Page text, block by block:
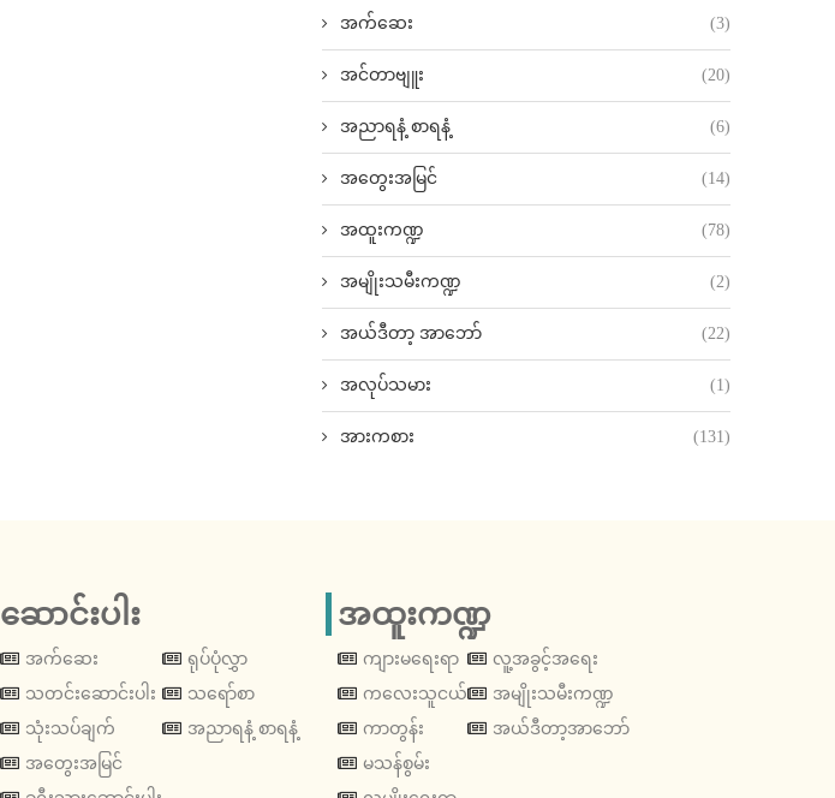
အက်ဆေး (3)
အင်တာဗျူး (20)
အညာရနံ့ စာရနံ့ (6)
အတွေးအမြင် (14)
အထူးကဏ္ဍ (78)
အမျိုးသမီးကဏ္ဍ (2)
အယ်ဒီတာ့ အာဘော် (22)
အလုပ်သမား (1)
အားကစား (131)
ဆောင်းပါး
အက်ဆေး
သတင်းဆောင်းပါး
သုံးသပ်ချက်
အတွေးအမြင်
ရုပ်ပုံလွှာ
သရော်စာ
အညာရနံ့ စာရနံ့
အထူးကဏ္ဍ
ကျားမရေးရာ
ကလေးသူငယ်
ကာတွန်း
မသန်စွမ်း
လူ့အခွင့်အရေး
အမျိုးသမီးကဏ္ဍ
အယ်ဒီတာ့အာဘော်